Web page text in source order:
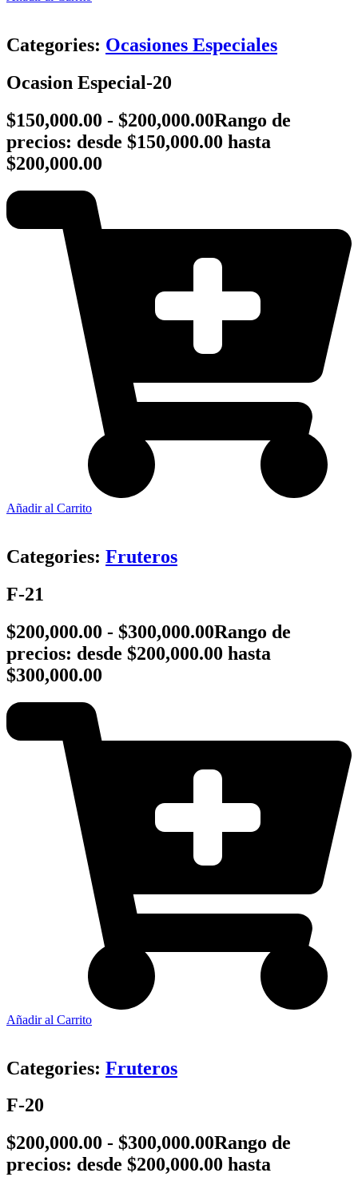
Categories: Ocasiones Especiales
Ocasion Especial-20
$150,000.00 - $200,000.00Rango de
precios: desde $150,000.00 hasta
$200,000.00
Añadir al Carrito
Categories: Fruteros
F-21
$200,000.00 - $300,000.00Rango de
precios: desde $200,000.00 hasta
$300,000.00
Añadir al Carrito
Categories: Fruteros
F-20
$200,000.00 - $300,000.00Rango de
precios: desde $200,000.00 hasta